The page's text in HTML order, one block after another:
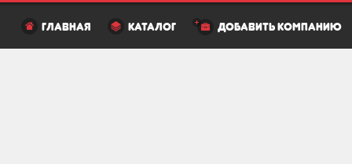
главная каталог добавить компанию